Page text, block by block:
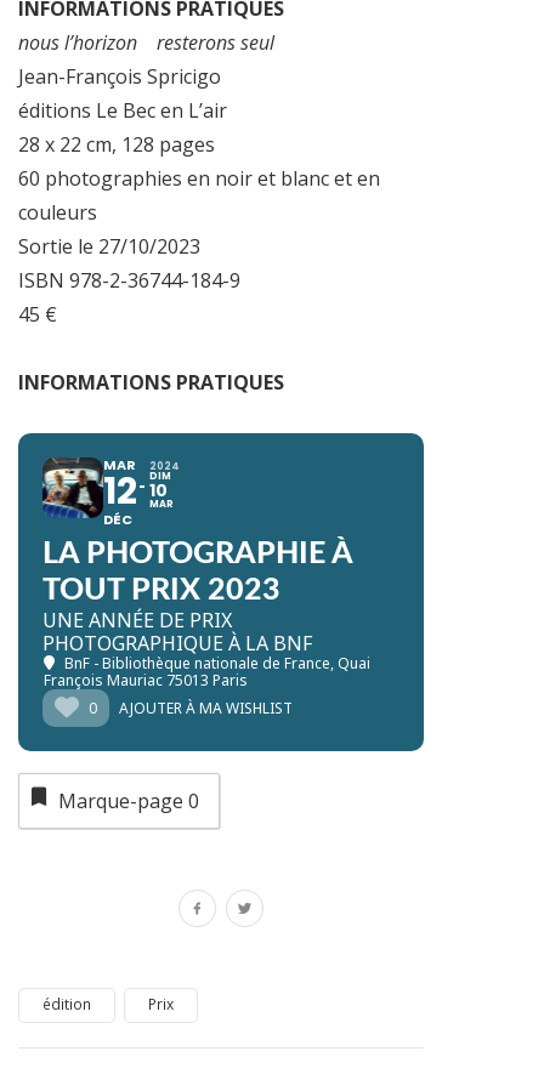
INFORMATIONS PRATIQUES
nous l’horizon resterons seul
Jean-François Spricigo
éditions Le Bec en L’air
28 x 22 cm, 128 pages
60 photographies en noir et blanc et en
couleurs
Sortie le 27/10/2023
ISBN 978-2-36744-184-9
45 €
INFORMATIONS PRATIQUES
MAR
12
DÉC
2024
DIM
10
MAR
LA PHOTOGRAPHIE À
TOUT PRIX 2023
UNE ANNÉE DE PRIX
PHOTOGRAPHIQUE À LA BNF
BnF - Bibliothèque nationale de France, Quai
François Mauriac 75013 Paris
0
AJOUTER À MA WISHLIST
Marque-page 0
édition Prix